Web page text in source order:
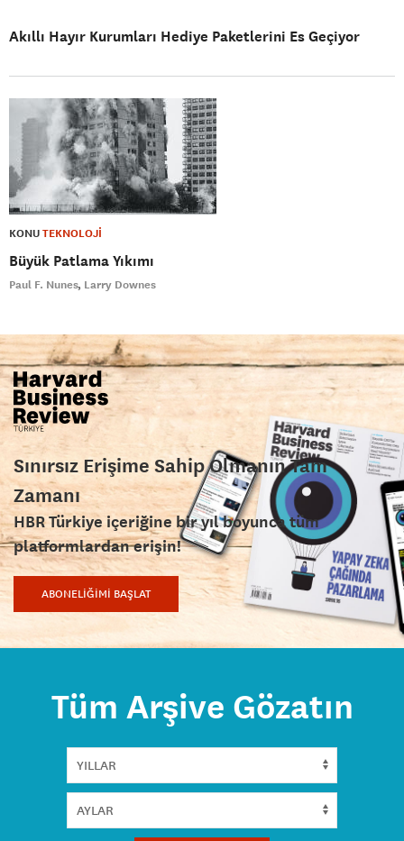
Akıllı Hayır Kurumları Hediye Paketlerini Es Geçiyor
KONUTEKNOLOJİ
Büyük Patlama Yıkımı
Paul F. Nunes Larry Downes
Sınırsız Erişime Sahip Olmanın Tam
Zamanı
HBR Türkiye içeriğine bir yıl boyunca tüm
platformlardan erişin!
ABONELİĞİMİ BAŞLAT
Tüm Arşive Gözatın